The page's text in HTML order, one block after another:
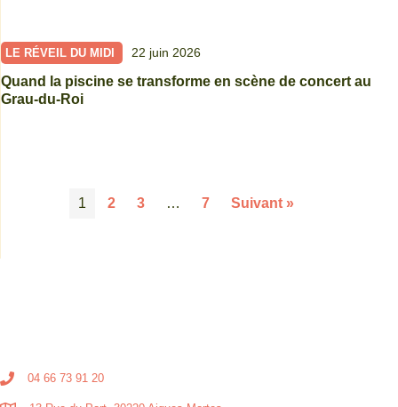
LE RÉVEIL DU MIDI 22 juin 2026
Quand la piscine se transforme en scène de concert au
Grau-du-Roi
1 2 3 … 7 Suivant »
04 66 73 91 20